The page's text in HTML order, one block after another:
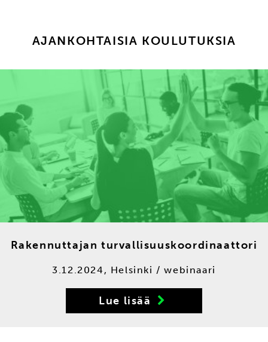
AJANKOHTAISIA KOULUTUKSIA
Ra­ken­nut­ta­jan tur­val­li­suus­koor­di­naat­to­ri
3.12.2024, Helsinki / webinaari
Lue lisää